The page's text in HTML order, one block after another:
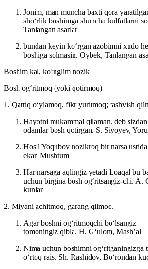
Jonim, man muncha baxti qora
shoʻrlik boshimga shuncha kulfatlarni
Tanlangan asarlar
bundan keyin koʻrgan azobimni xudo
boshiga solmasin. Oybek, Tanlangan
Boshim kal, koʻnglim nozik
Bosh ogʻritmoq (yoki qotirmoq)
1. Qattiq oʻylamoq, fikr yuritmoq; tashvish
Hayotni mukammal qilaman, deb
odamlar bosh qotirgan. S. Siyoyev,
Hosil Yoqubov nozikroq bir narsa
ekan Mushtum
Har narsaga aqlingiz yetadi Loaqal bu
uchun birgina bosh ogʻritsangiz-chi. A.
kunlar
2. Miyani achitmoq, garang qilmoq.
Agar boshni ogʻritmoqchi boʻlsangiz —
tomoningiz qibla. H. Gʻulom, Mashʼal
Nima uchun boshimni ogʻritganingizga
oʻrtoq rais. Sh. Rashidov, Boʻrondan